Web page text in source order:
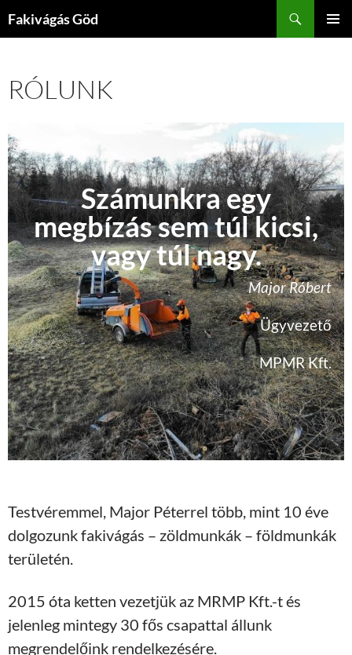
Fakivágás Göd
RÓLUNK
Számunkra egy
megbízás sem túl kicsi,
vagy túl nagy.
Major Róbert
Ügyvezető
MPMR Kft.
Testvéremmel, Major Péterrel több, mint 10 éve
dolgozunk fakivágás – zöldmunkák – földmunkák
területén.
2015 óta ketten vezetjük az MRMP Kft.-t és
jelenleg mintegy 30 fős csapattal állunk
megrendelőink rendelkezésére.